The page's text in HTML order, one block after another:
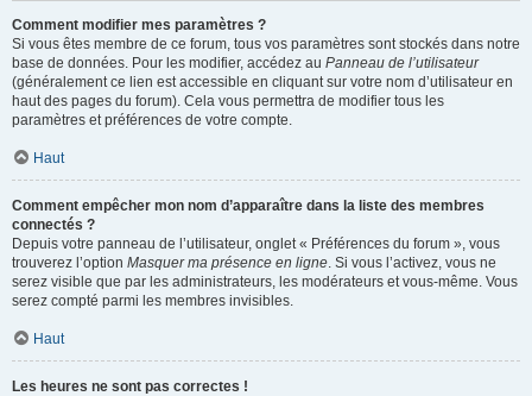
Comment modifier mes paramètres ?
Si vous êtes membre de ce forum, tous vos paramètres sont stockés dans notre
base de données. Pour les modifier, accédez au Panneau de l’utilisateur
(généralement ce lien est accessible en cliquant sur votre nom d’utilisateur en
haut des pages du forum). Cela vous permettra de modifier tous les
paramètres et préférences de votre compte.
Haut
Comment empêcher mon nom d’apparaître dans la liste des membres
connectés ?
Depuis votre panneau de l’utilisateur, onglet « Préférences du forum », vous
trouverez l’option Masquer ma présence en ligne. Si vous l’activez, vous ne
serez visible que par les administrateurs, les modérateurs et vous-même. Vous
serez compté parmi les membres invisibles.
Haut
Les heures ne sont pas correctes !